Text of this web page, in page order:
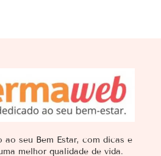
ao seu Bem Estar, com dicas e
melhor qualidade de vida.